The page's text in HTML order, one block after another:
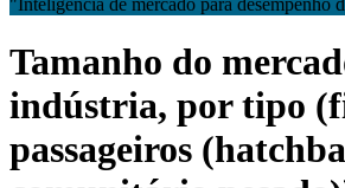
"Inteligência de mercado para desempenho
Tamanho do
indústria, por tipo
passageiros